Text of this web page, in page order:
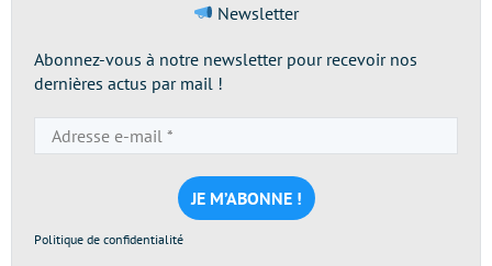
Newsletter
Abonnez-vous à notre newsletter pour recevoir nos
dernières actus par mail !
e-
mail
*
Politique de confidentialité